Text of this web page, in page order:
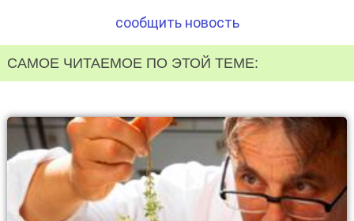
сообщить новость
САМОЕ ЧИТАЕМОЕ ПО ЭТОЙ ТЕМЕ: